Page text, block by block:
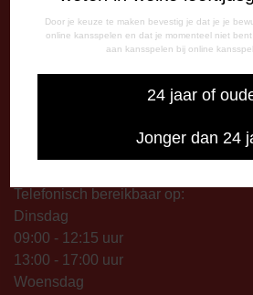
Door je keuze te maken bevestig je dat je je
online kansspelen en dat je momenteel niet
aan kansspelen bij online
24 jaar of
Jonger dan 24
Maandag: 09.00 – 17.00 uur
Dinsdag t/m vrijdag:
Op thuiswedstrijddagen geopend
Telefonisch bereikbaar op:
Dinsdag
09:00 - 12:15 uur
13:00 - 17:00 uur
Woensdag